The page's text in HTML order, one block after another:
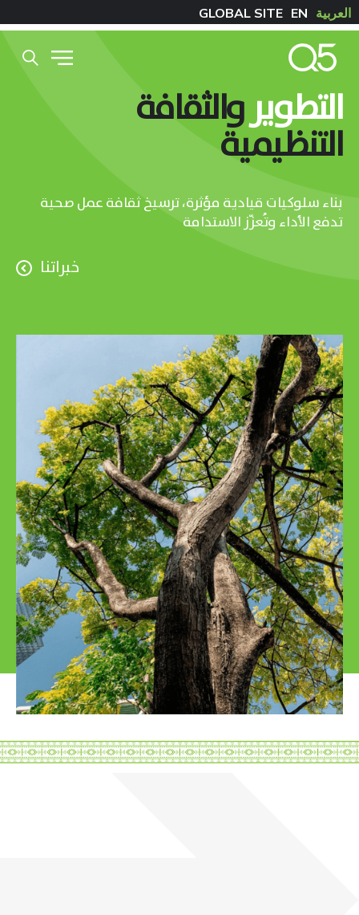
GLOBAL SITE EN العربية
التطويروالثقافة
التنظيمية
بناء سلوكيات قيادية مؤثرة، ترسيخ ثقافة عمل صحية
تدفع الأداء وتُعزّز الاستدامة
خبراتنا